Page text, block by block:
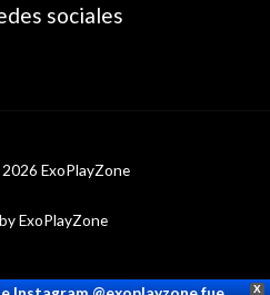
sociales
ExoPlayZone
ExoPlayZone
X